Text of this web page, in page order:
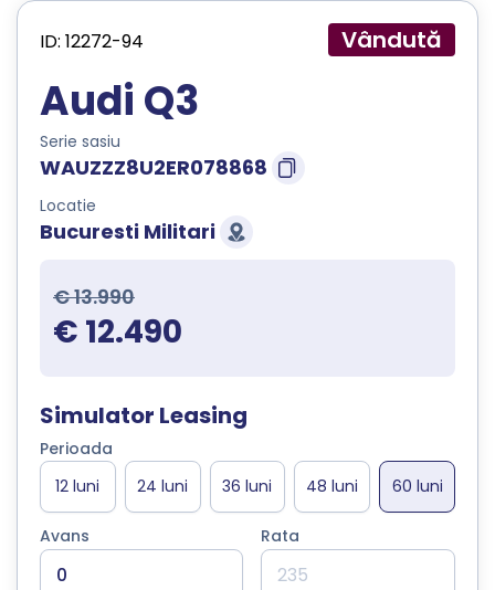
ID: 12272-94 Vândută
Audi Q3
Serie sasiu
WAUZZZ8U2ER078868
Locatie
Bucuresti Militari
€ 13.990
€ 12.490
Simulator Leasing
Perioada
Avans Rata